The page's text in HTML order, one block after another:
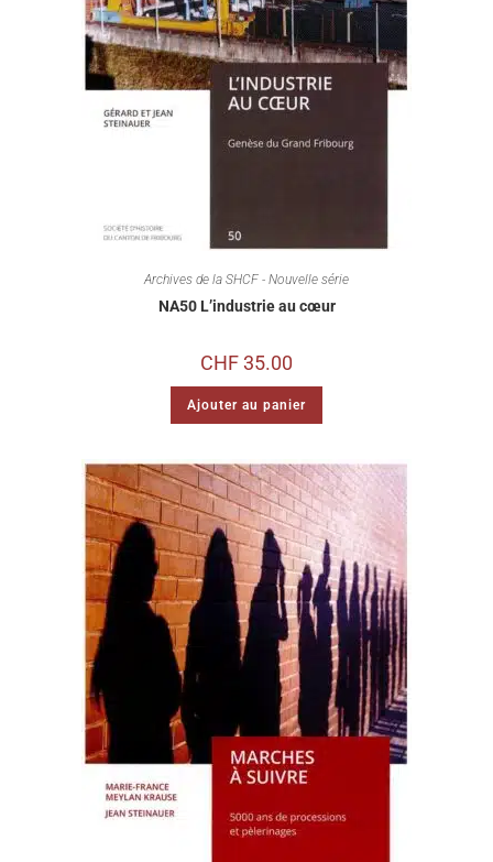
Archives de la SHCF - Nouvelle série
NA50 L’industrie au cœur
CHF35.00
Ajouter au panier